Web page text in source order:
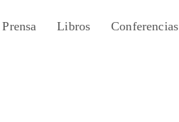
Prensa Libros Conferencias